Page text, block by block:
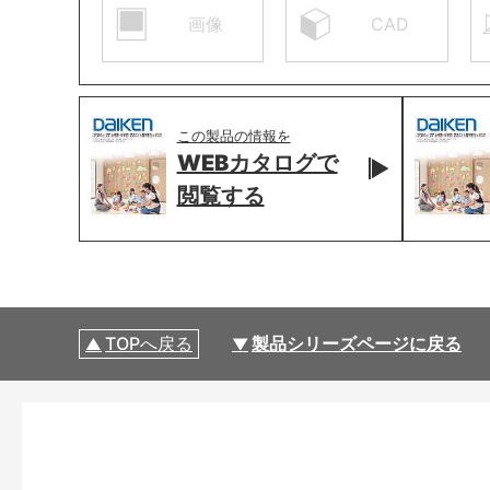
画像 CAD
この製品の情報を
WEBカタログで
閲覧する
TOPへ戻る 製品シリーズページに戻る